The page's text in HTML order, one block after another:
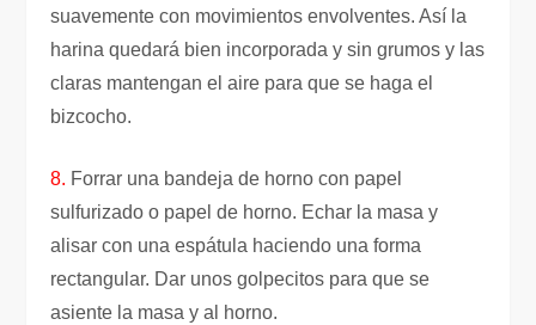
suavemente con movimientos envolventes. Así la
harina quedará bien incorporada y sin grumos y las
claras mantengan el aire para que se haga el
bizcocho.
8. Forrar una bandeja de horno con papel
sulfurizado o papel de horno. Echar la masa y
alisar con una espátula haciendo una forma
rectangular. Dar unos golpecitos para que se
asiente la masa y al horno.